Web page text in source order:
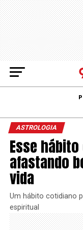
ASTROLOGIA
Esse
afastando
vida
Um hábito cotidiano
espiritual